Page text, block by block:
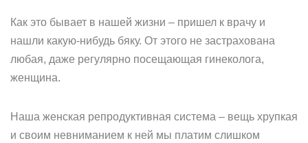
Как это бывает в нашей жизни – пришел к врачу и
нашли какую-нибудь бяку. От этого не застрахована
любая, даже регулярно посещающая гинеколога,
женщина.
Наша женская репродуктивная система – вещь хрупкая
и своим невниманием к ней мы платим слишком